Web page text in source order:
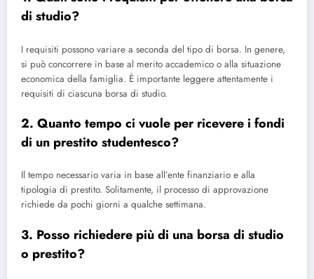
di studio?
I requisiti possono variare a seconda del tipo di borsa. In genere,
si può concorrere in base al merito accademico o alla situazione
economica della famiglia. È importante leggere attentamente i
requisiti di ciascuna borsa di studio.
2. Quanto tempo ci vuole per ricevere i fondi
di un prestito studentesco?
Il tempo necessario varia in base all’ente finanziario e alla
tipologia di prestito. Solitamente, il processo di approvazione
richiede da pochi giorni a qualche settimana.
3. Posso richiedere più di una borsa di studio
o prestito?